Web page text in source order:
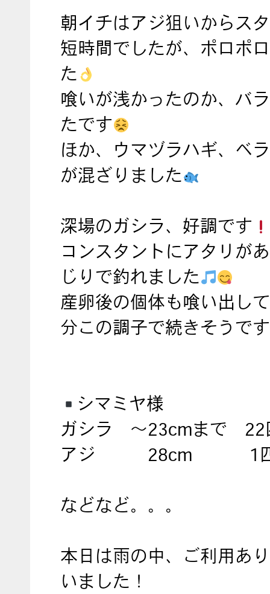
朝イチはアジ狙いからス
短時間でしたが、ポロポ
た
喰いが浅かったのか、バ
たです
ほか、ウマヅラハギ、ベ
が混ざりました
深場のガシラ、好調です
コンスタントにアタリが
じりで釣れました
産卵後の個体も喰い出し
分この調子で続きそうです
シマミヤ様
ガシラ ～23cmまで 22
アジ 28cm 1
などなど。。。
本日は雨の中、ご利用あ
いました！